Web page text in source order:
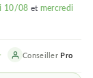
10/08 et mercredi
Conseiller Pro